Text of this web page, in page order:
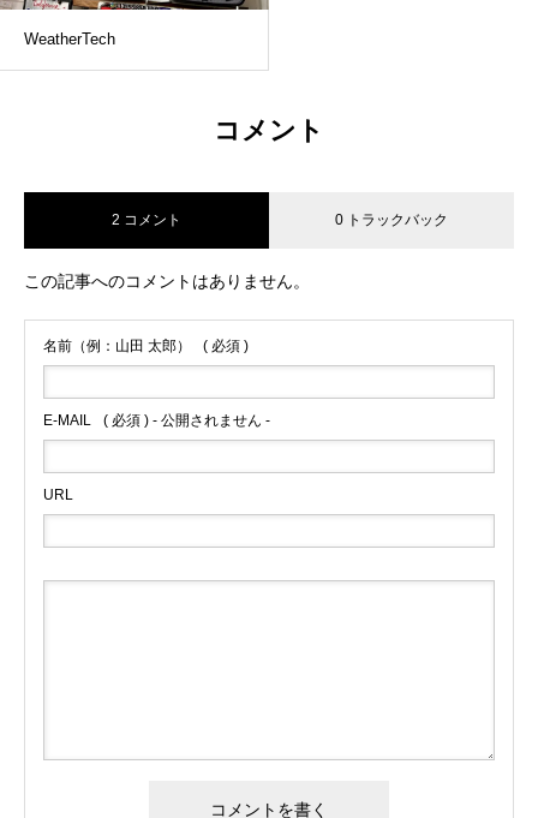
WeatherTech
コメント
2 コメント 0 トラックバック
この記事へのコメントはありません。
名前（例：山田 太郎） ( 必須 )
E-MAIL ( 必須 ) - 公開されません -
URL